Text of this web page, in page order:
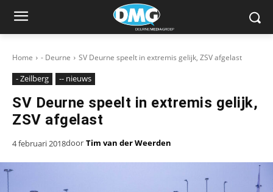
Home - Deurne SV Deurne speelt in extremis gelijk, ZSV afgelast
- Zeilberg -- nieuws
SV Deurne speelt in extremis gelijk,
ZSV afgelast
4 februari 2018door Tim van der Weerden